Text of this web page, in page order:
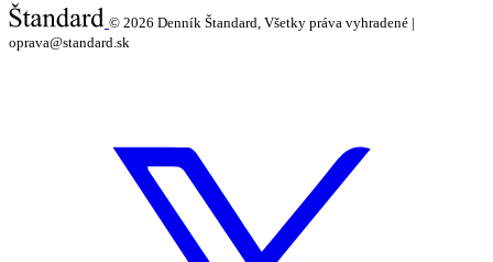
© 2026 Denník Štandard, Všetky práva vyhradené |
oprava@standard.sk